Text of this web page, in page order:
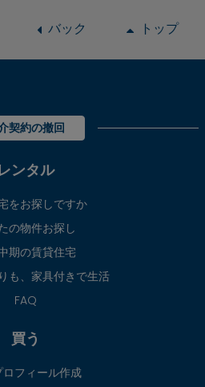
バック トップ
契約の撤回
ンタル
をお探しですか
の物件お探し
期の賃貸住宅
も、家具付きで生活
FAQ
買う
フィール作成